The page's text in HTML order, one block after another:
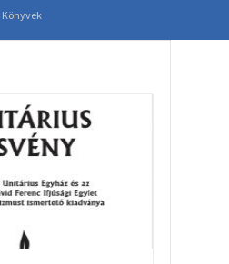
Könyvek